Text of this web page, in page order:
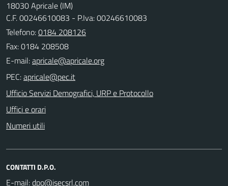
18030 Apricale (IM)
C.F. 00246610083 - P.Iva: 00246610083
Telefono:0184 208126
Fax: 0184 208508
E-mail:
PEC:
Ufficio Servizi Demografici, URP e Protocollo
Uffici e orari
Numeri utili
CONTATTI D.P.O.
E-mail: